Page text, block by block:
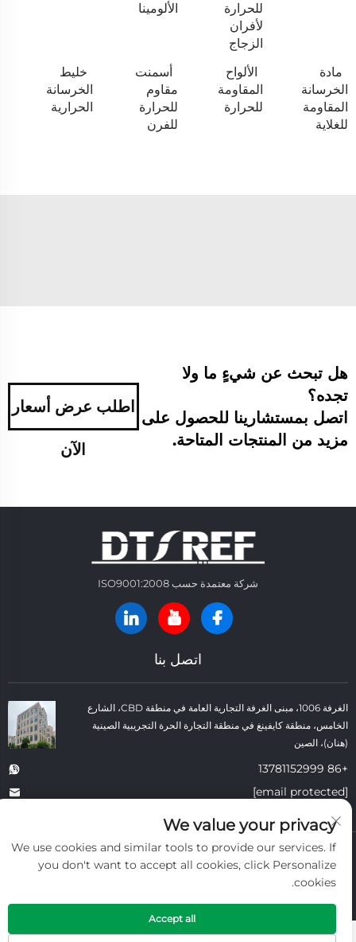
للحرارة
لأفران
الزجاج
الألومينا
مادة
الخرسانة
المقاومة
للغلاية
الألواح
المقاومة
للحرارة
أسمنت
مقاوم
للحرارة
للفرن
خليط
الخرسانة
الحرارية
هل تبحث عن شيءٍ ما ولا
تجده؟
اتصل بمستشارينا للحصول على
مزيد من المنتجات المتاحة.
اطلب عرض أسعار
الآن
شركة معتمدة حسب ISO9001:2008
اتصل بنا
الغرفة 1006، مبنى الغرفة التجارية العامة في منطقة CBD، الشارع
الخامس، منطقة كايفينغ في منطقة التجارة الحرة التجريبية الصينية
(هنان)، الصين
+86 13781152999
حقوق النسخ © شركة كايفنغ داتونغ لمواد البناء الحرارية المحدودة. جميع الحقوق
محفوظة. - سياسة الخصوصية - المدونة
We value your privacy
We use cookies and similar tools to provide our services. If
you don't want to accept all cookies, click Personalize
cookies.
Accept all